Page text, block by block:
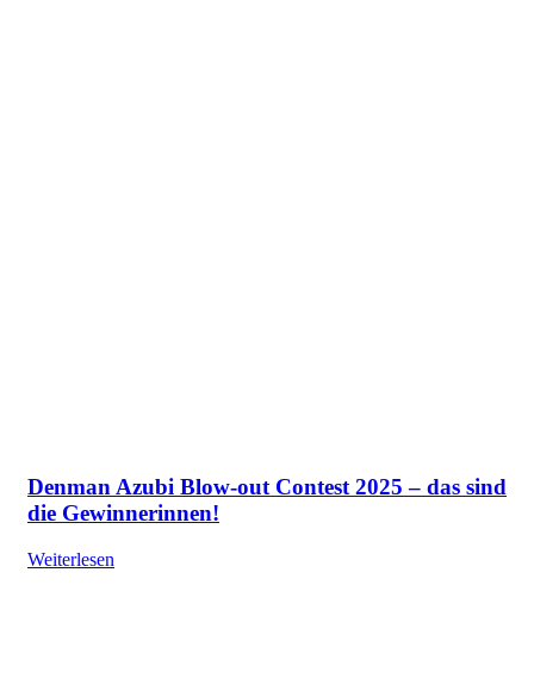
Denman Azubi Blow-out Contest 2025 – das sind
die Gewinnerinnen!
Weiterlesen